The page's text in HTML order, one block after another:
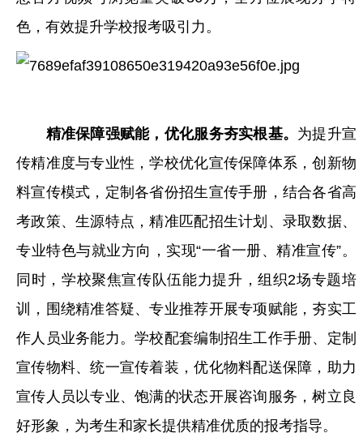
色，有效提升学校报考吸引力。
精准保障强赋能，优化服务夯实根基。 为提升宣
传精准度与专业性，学校优化宣传保障体系，创新物
料宣传模式，定制各省份招生宣传手册，结合各省高
考政策、生源特点，精准匹配招生计划、录取数据、
专业特色与就业方向，实现“一省一册、精准宣传”。
同时，学校聚焦宣传队伍能力提升，组织2场专题培
训，围绕精准答疑、专业推荐开展专项赋能，夯实工
作人员业务能力。学校配套编制招生工作手册、定制
宣传物料、统一宣传着装，优化物料配送保障，助力
宣传人员以专业、饱满的状态开展咨询服务，树立良
好形象，为考生和家长提供精准优质的报考指导。